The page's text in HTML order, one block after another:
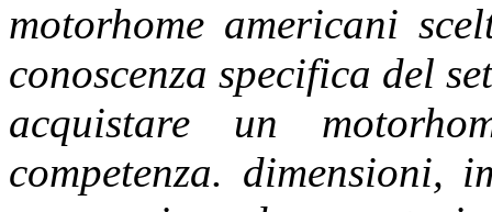
motorhome americani
conoscenza specifica del
acquistare un
competenza. dimensioni,